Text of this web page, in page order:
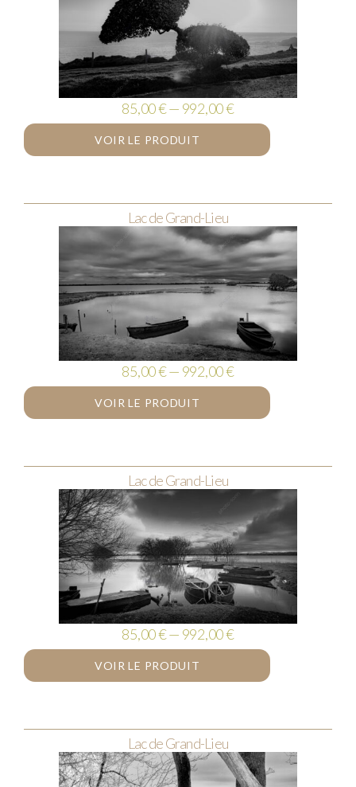
85,00 € — 992,00 €
VOIR LE PRODUIT
Lac de Grand-Lieu
85,00 € — 992,00 €
VOIR LE PRODUIT
Lac de Grand-Lieu
85,00 € — 992,00 €
VOIR LE PRODUIT
Lac de Grand-Lieu